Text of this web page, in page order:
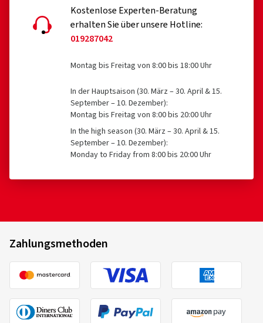
Kostenlose Experten-Beratung
erhalten Sie über unsere Hotline:
019287042
Montag bis Freitag von 8:00 bis 18:00 Uhr
In der Hauptsaison (30. März – 30. April & 15.
September – 10. Dezember):
Montag bis Freitag von 8:00 bis 20:00 Uhr
In the high season (30. März – 30. April & 15.
September – 10. Dezember):
Monday to Friday from 8:00 bis 20:00 Uhr
Zahlungsmethoden